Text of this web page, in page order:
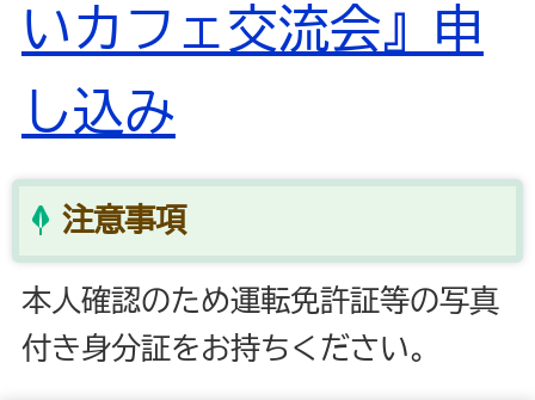
いカフェ交流会』申
し込み
注意事項
本人確認のため運転免許証等の写真
付き身分証をお持ちください。